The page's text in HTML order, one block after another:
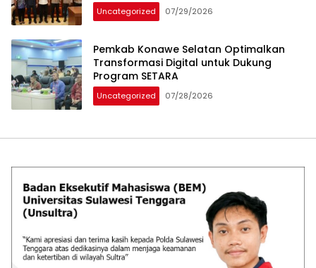
Uncategorized 07/29/2026
Pemkab Konawe Selatan Optimalkan
Transformasi Digital untuk Dukung
Program SETARA
Uncategorized 07/28/2026